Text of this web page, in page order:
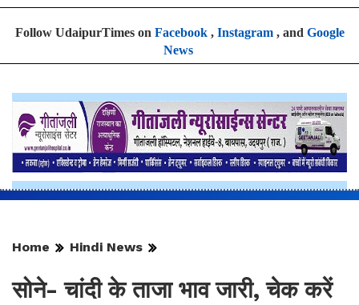
Follow UdaipurTimes on Facebook, Instagram, and Google
News
Home Hindi News
सोने- चांदी के ताजा भाव जारी, चेक करें